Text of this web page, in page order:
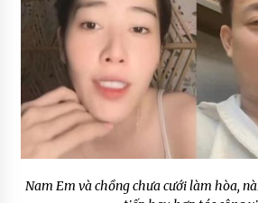
Nam Em và chồng chưa cưới làm hòa,